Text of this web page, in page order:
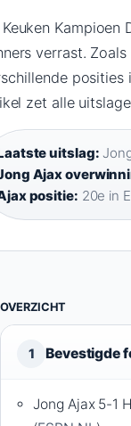
Keuken
verrast.
posities
zet alle
uitslag:
Ajax
positie: 20e in
OVERZICHT
1 Bevestigde
Jong Ajax 5-1